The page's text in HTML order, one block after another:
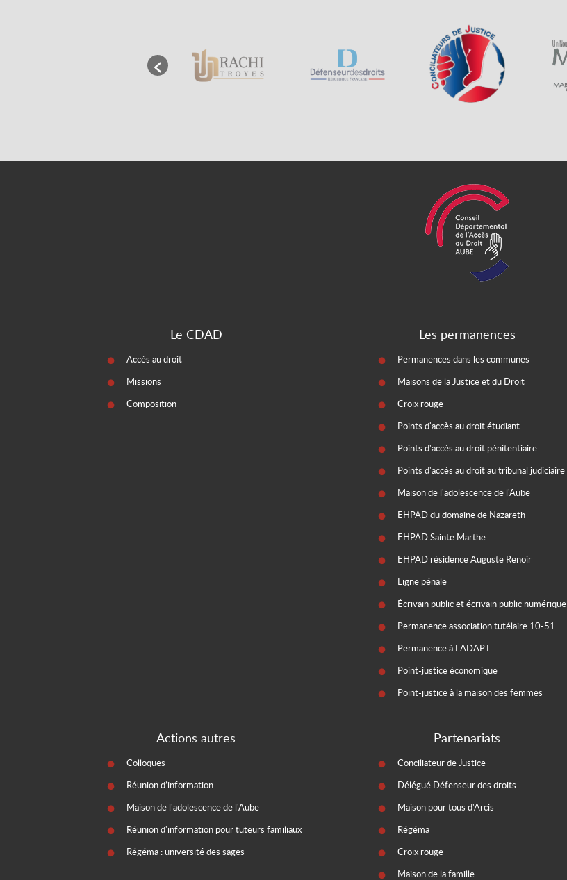
Le CDAD
Accès au droit
Missions
Composition
Les permanences
Permanences dans les communes
Maisons de la Justice et du Droit
Croix rouge
Points d'accès au droit étudiant
Points d'accès au droit pénitentiaire
Points d'accès au droit au tribunal judiciaire
Maison de l'adolescence de l'Aube
EHPAD du domaine de Nazareth
EHPAD Sainte Marthe
EHPAD résidence Auguste Renoir
Ligne pénale
Écrivain public et écrivain public numérique
Permanence association tutélaire 10-51
Permanence à LADAPT
Point-justice économique
Point-justice à la maison des femmes
Actions autres
Colloques
Réunion d’information
Maison de l'adolescence de l'Aube
Réunion d'information pour tuteurs familiaux
Régéma : université des sages
Partenariats
Conciliateur de Justice
Délégué Défenseur des droits
Maison pour tous d'Arcis
Régéma
Croix rouge
Maison de la famille